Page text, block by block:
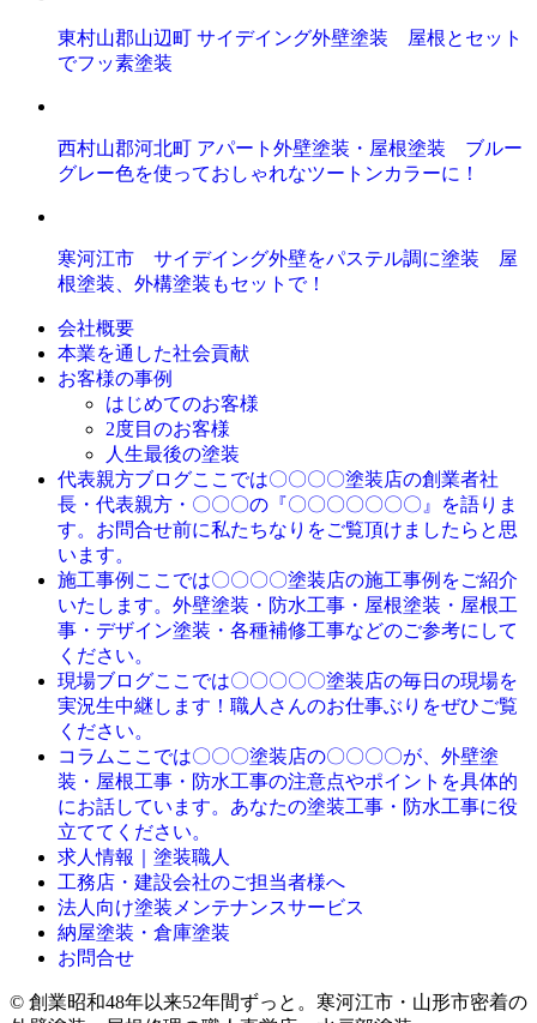
東村山郡山辺町 サイデイング外壁塗装 屋根とセット
でフッ素塗装
西村山郡河北町 アパート外壁塗装・屋根塗装 ブルー
グレー色を使っておしゃれなツートンカラーに！
寒河江市 サイデイング外壁をパステル調に塗装 屋
根塗装、外構塗装もセットで！
会社概要
本業を通した社会貢献
お客様の事例
はじめてのお客様
2度目のお客様
人生最後の塗装
代表親方ブログここでは〇〇〇〇塗装店の創業者社
長・代表親方・〇〇〇の『〇〇〇〇〇〇〇』を語りま
す。お問合せ前に私たちなりをご覧頂けましたらと思
います。
施工事例 ここでは〇〇〇〇塗装店の施工事例をご紹介
いたします。外壁塗装・防水工事・屋根塗装・屋根工
事・デザイン塗装・各種補修工事などのご参考にして
ください。
現場ブログここでは〇〇〇〇〇塗装店の毎日の現場を
実況生中継します！職人さんのお仕事ぶりをぜひご覧
ください。
コラム ここでは〇〇〇塗装店の〇〇〇〇が、外壁塗
装・屋根工事・防水工事の注意点やポイントを具体的
にお話しています。あなたの塗装工事・防水工事に役
立ててください。
求人情報｜塗装職人
工務店・建設会社のご担当者様へ
法人向け塗装メンテナンスサービス
納屋塗装・倉庫塗装
お問合せ
© 創業昭和48年以来52年間ずっと。寒河江市・山形市密着の